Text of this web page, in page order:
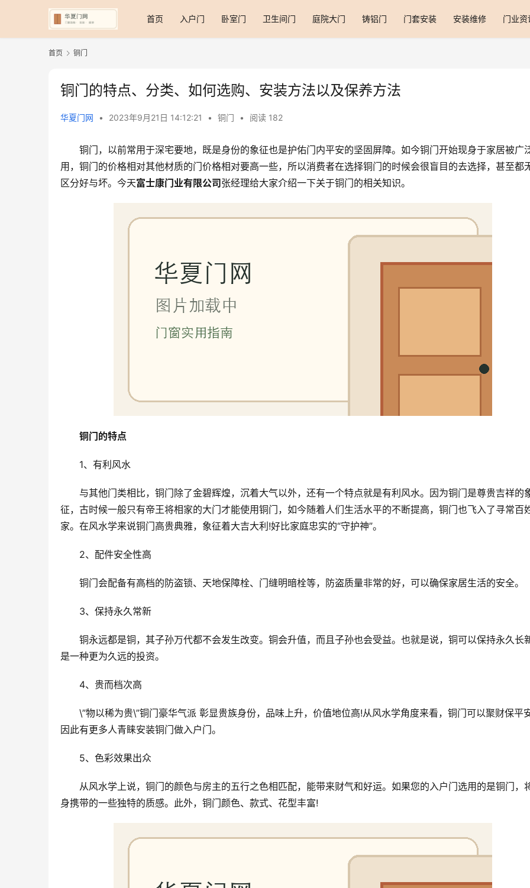
首页 入户门 卧室门 卫生间门 庭院大门 铸铝门 门套安装 安装维修 门业资
首页 铜门
铜门的特点、分类、如何选购、安装方法以及保养方法
华夏门网 • 2023年9月21日 14:12:21 • 铜门 • 阅读 182
铜门，以前常用于深宅要地，既是身份的象征也是护佑门内平安的坚固屏障。如今铜门开始现身于家居被广
用，铜门的价格相对其他材质的门价格相对要高一些，所以消费者在选择铜门的时候会很盲目的去选择，甚至都
区分好与坏。今天富士康门业有限公司张经理给大家介绍一下关于铜门的相关知识。
铜门的特点
1、有利风水
与其他门类相比，铜门除了金碧辉煌，沉着大气以外，还有一个特点就是有利风水。因为铜门是尊贵吉祥的
征，古时候一般只有帝王将相家的大门才能使用铜门，如今随着人们生活水平的不断提高，铜门也飞入了寻常百
家。在风水学来说铜门高贵典雅，象征着大吉大利!好比家庭忠实的“守护神”。
2、配件安全性高
铜门会配备有高档的防盗锁、天地保障栓、门缝明暗栓等，防盗质量非常的好，可以确保家居生活的安全。
3、保持永久常新
铜永远都是铜，其子孙万代都不会发生改变。铜会升值，而且子孙也会受益。也就是说，铜可以保持永久长
是一种更为久远的投资。
4、贵而档次高
\”物以稀为贵\”铜门豪华气派 彰显贵族身份，品味上升，价值地位高!从风水学角度来看，铜门可以聚财保平
因此有更多人青睐安装铜门做入户门。
5、色彩效果出众
从风水学上说，铜门的颜色与房主的五行之色相匹配，能带来财气和好运。如果您的入户门选用的是铜门，
身携带的一些独特的质感。此外，铜门颜色、款式、花型丰富!